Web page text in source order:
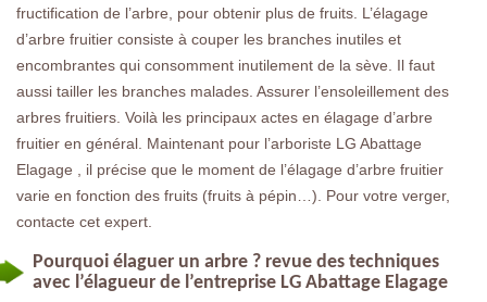
fructification de l’arbre, pour obtenir plus de fruits. L’élagage
d’arbre fruitier consiste à couper les branches inutiles et
encombrantes qui consomment inutilement de la sève. Il faut
aussi tailler les branches malades. Assurer l’ensoleillement des
arbres fruitiers. Voilà les principaux actes en élagage d’arbre
fruitier en général. Maintenant pour l’arboriste LG Abattage
Elagage , il précise que le moment de l’élagage d’arbre fruitier
varie en fonction des fruits (fruits à pépin…). Pour votre verger,
contacte cet expert.
Pourquoi élaguer un arbre ? revue des techniques
avec l’élagueur de l’entreprise LG Abattage Elagage